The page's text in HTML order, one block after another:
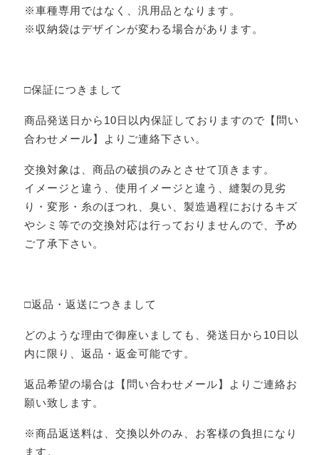
※車種専用ではなく、汎用品となります。
※収納袋はデザインが変わる場合があります。
□保証につきまして
商品発送日から10日以内保証しておりますので【問い
合わせメール】よりご連絡下さい。
交換対象は、商品の破損のみとさせて頂きます。
イメージと違う、使用イメージと違う、縫製の見劣
り・変形・糸のほつれ、臭い、製造過程におけるキズ
やシミ等での交換対応は行っておりませんので、予め
ご了承下さい。
□返品・返送につきまして
どのような理由で御座いましても、発送日から10日以
内に限り、返品・返金可能です。
返品希望の場合は【問い合わせメール】よりご連絡お
願い致します。
※商品返送料は、交換以外のみ、お客様の負担になり
ます。